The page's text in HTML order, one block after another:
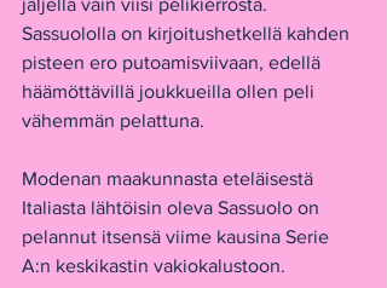
jäljellä vain viisi pelikierrosta.
Sassuololla on kirjoitushetkellä kahden
pisteen ero putoamisviivaan, edellä
häämöttävillä joukkueilla ollen peli
vähemmän pelattuna.
Modenan maakunnasta eteläisestä
Italiasta lähtöisin oleva Sassuolo on
pelannut itsensä viime kausina Serie
A:n keskikastin vakiokalustoon.